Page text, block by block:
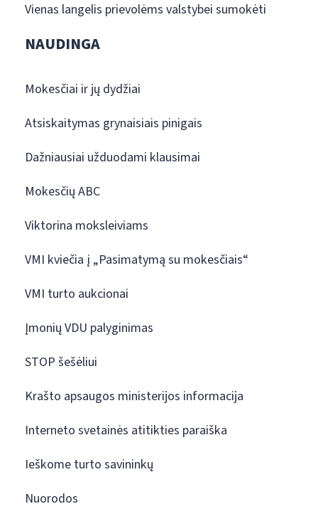
Vienas langelis prievolėms valstybei sumokėti
NAUDINGA
Mokesčiai ir jų dydžiai
Atsiskaitymas grynaisiais pinigais
Dažniausiai užduodami klausimai
Mokesčių ABC
Viktorina moksleiviams
VMI kviečia į „Pasimatymą su mokesčiais“
VMI turto aukcionai
Įmonių VDU palyginimas
STOP šešėliui
Krašto apsaugos ministerijos informacija
Interneto svetainės atitikties paraiška
Ieškome turto savininkų
Nuorodos